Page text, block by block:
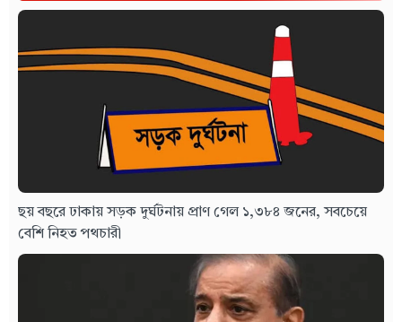
ছয় বছরে ঢাকায় সড়ক দুর্ঘটনায় প্রাণ গেল ১,৩৮৪ জনের, সবচেয়ে
বেশি নিহত পথচারী